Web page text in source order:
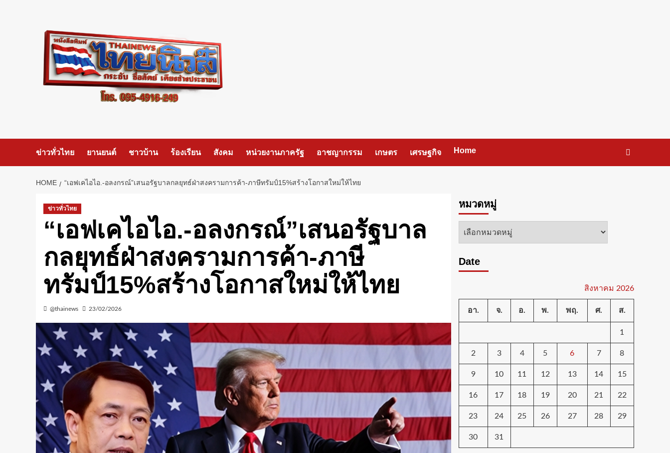
ข่าวทั่วไทย ยานยนต์ ชาวบ้าน ร้องเรียน สังคม หน่วยงานภาครัฐ อาชญากรรม เกษตร เศรษฐกิจ Home
HOME “เอฟเคไอไอ.-อลงกรณ์”เสนอรัฐบาลกลยุทธ์ฝ่าสงครามการค้า-ภาษีทรัมป์15%สร้างโอกาสใหม่ให้ไทย
ข่าวทั่วไทย
“เอฟเคไอไอ.-อลงกรณ์”เสนอรัฐบาล
กลยุทธ์ฝ่าสงครามการค้า-ภาษี
ทรัมป์15%สร้างโอกาสใหม่ให้ไทย
@thainews 23/02/2026
หมวดหมู่
หมวด
Date
สิงหาคม 2026
อา. จ. อ. พ. พฤ. ศ. ส.
1
2 3 4 5 6 7 8
9 10 11 12 13 14 15
16 17 18 19 20 21 22
23 24 25 26 27 28 29
30 31